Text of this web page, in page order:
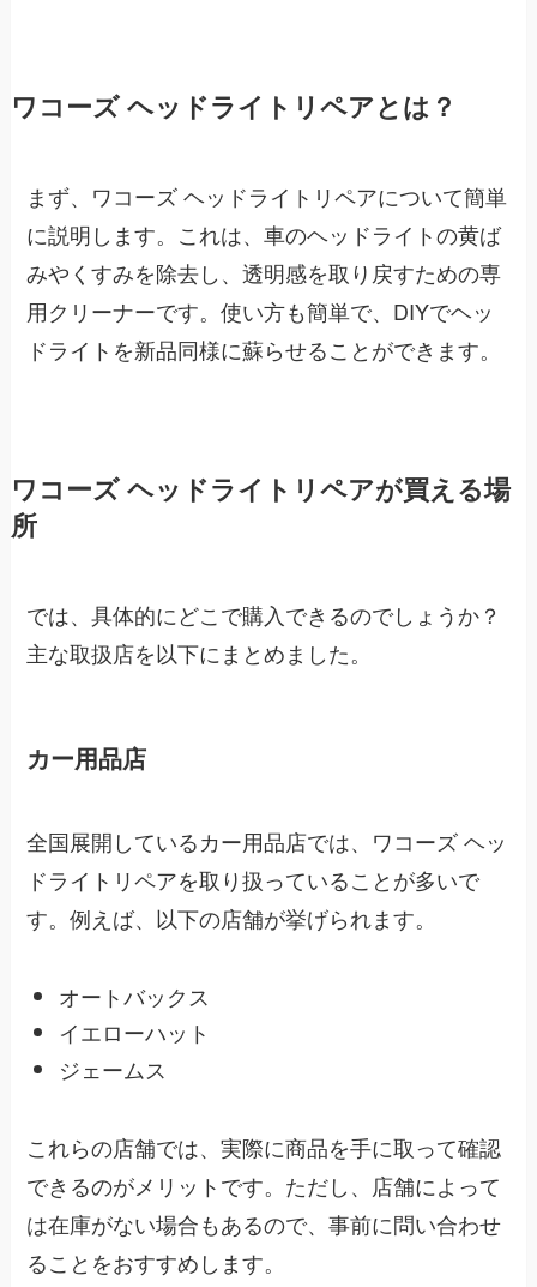
ワコーズ ヘッドライトリペアとは？
まず、ワコーズ ヘッドライトリペアについて簡単
に説明します。これは、車のヘッドライトの黄ば
みやくすみを除去し、透明感を取り戻すための専
用クリーナーです。使い方も簡単で、DIYでヘッ
ドライトを新品同様に蘇らせることができます。
ワコーズ ヘッドライトリペアが買える場
所
では、具体的にどこで購入できるのでしょうか？
主な取扱店を以下にまとめました。
カー用品店
全国展開しているカー用品店では、ワコーズ ヘッ
ドライトリペアを取り扱っていることが多いで
す。例えば、以下の店舗が挙げられます。
オートバックス
イエローハット
ジェームス
これらの店舗では、実際に商品を手に取って確認
できるのがメリットです。ただし、店舗によって
は在庫がない場合もあるので、事前に問い合わせ
ることをおすすめします。